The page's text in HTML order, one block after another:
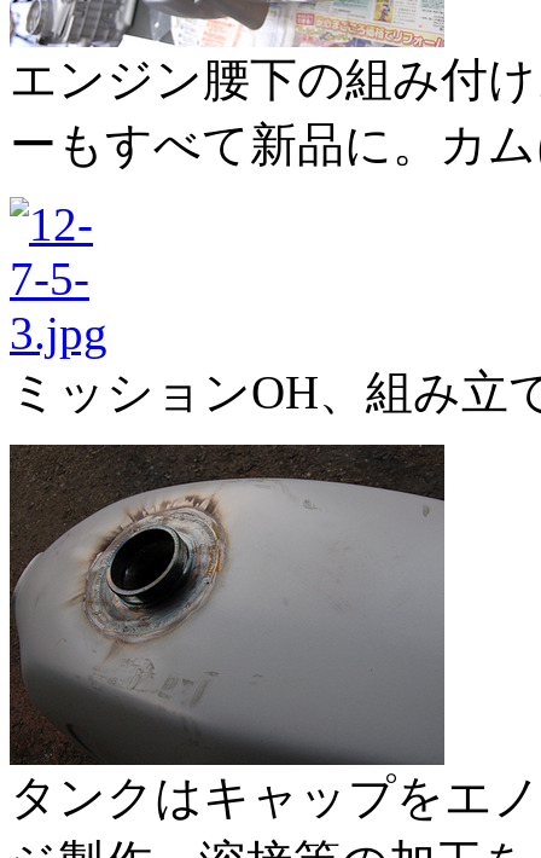
エンジン腰下の組み付
ーもすべて新品に。カ
ミッションOH、組み立
タンクはキャップをエ